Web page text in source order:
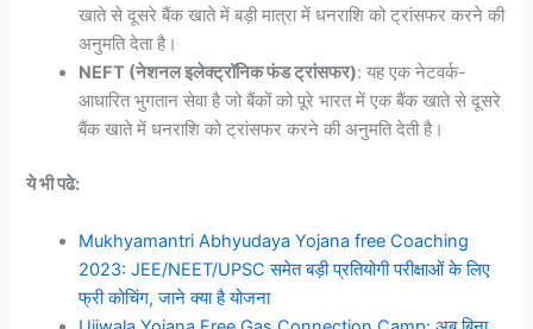
खाते से दूसरे बैंक खाते में बड़ी मात्रा में धनराशि को ट्रांसफर करने की
अनुमति देता है।
NEFT (नेशनल इलेक्ट्रॉनिक फंड ट्रांसफर): यह एक नेटवर्क-
आधारित भुगतान सेवा है जो बैंकों को पूरे भारत में एक बैंक खाते से दूसरे
बैंक खाते में धनराशि को ट्रांसफर करने की अनुमति देती है।
ये भी पढे:
Mukhyamantri Abhyudaya Yojana free Coaching
2023: JEE/NEET/UPSC समेत बड़ी प्रतियोगी परीक्षाओं के लिए
फ्री कोचिंग, जाने क्या है योजना